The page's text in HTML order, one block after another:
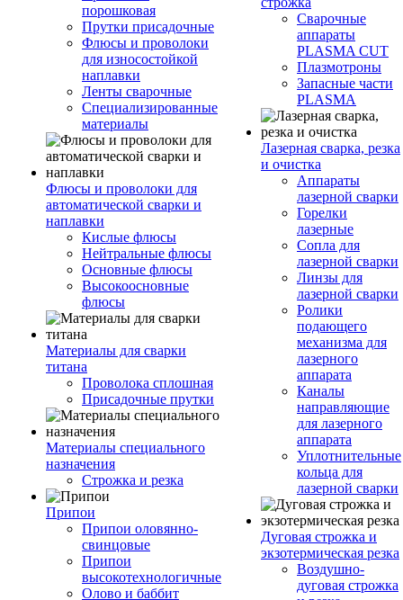
порошковая
Прутки присадочные
Флюсы и проволоки
для износостойкой
наплавки
Ленты сварочные
Специализированные
материалы
Флюсы и проволоки для
автоматической сварки и
наплавки
Кислые флюсы
Нейтральные флюсы
Основные флюсы
Высокоосновные
флюсы
Материалы для сварки
титана
Проволока сплошная
Присадочные прутки
Материалы специального
назначения
Строжка и резка
Припои
Припои оловянно-
свинцовые
Припои
высокотехнологичные
Олово и баббит
Сварочные
аппараты
PLASMA CUT
Плазмотроны
Запасные части
PLASMA
Лазерная сварка, резка
и очистка
Аппараты
лазерной сварки
Горелки
лазерные
Сопла для
лазерной сварки
Линзы для
лазерной сварки
Ролики
подающего
механизма для
лазерного
аппарата
Каналы
направляющие
для лазерного
аппарата
Уплотнительные
кольца для
лазерной сварки
Дуговая строжка и
экзотермическая резка
Воздушно-
дуговая строжка